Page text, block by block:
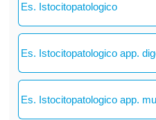
Es. Istocitopatologico
Es. Istocitopatologico app.
Es. Istocitopatologico app.